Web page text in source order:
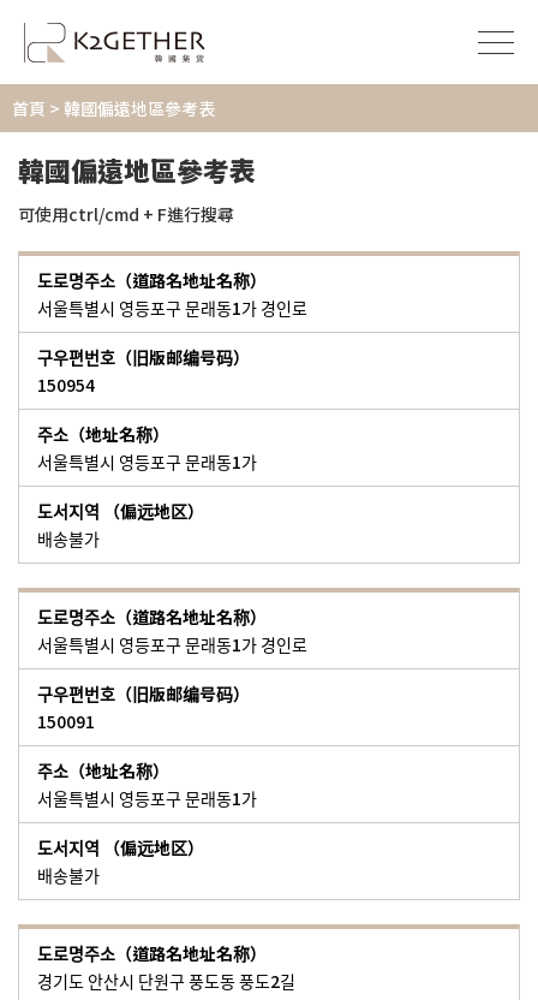
首頁 > 韓國偏遠地區參考表
韓國偏遠地區參考表
可使用ctrl/cmd + F進行搜尋
서울특별시 영등포구 문래동1가 경인로
150954
서울특별시 영등포구 문래동1가
배송불가
서울특별시 영등포구 문래동1가 경인로
150091
서울특별시 영등포구 문래동1가
배송불가
경기도 안산시 단원구 풍도동 풍도2길